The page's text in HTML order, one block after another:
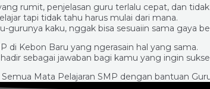
rumit, penjelasan guru terlalu cepat, dan
tapi tidak tahu harus mulai dari mana.
kaku, nggak bisa sesuaiin sama gaya
di Kebon Baru yang ngerasain hal yang sama.
sebagai jawaban bagi kamu yang ingin